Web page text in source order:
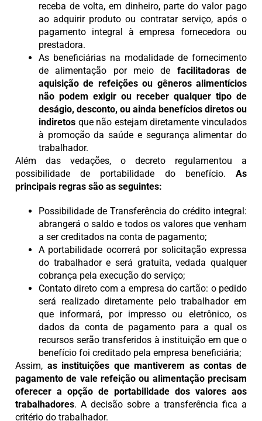
receba de volta, em dinheiro, parte do valor pago
ao adquirir produto ou contratar serviço, após o
pagamento integral à empresa fornecedora ou
prestadora.
As beneficiárias na modalidade de fornecimento
de alimentação por meio de facilitadoras de
aquisição de refeições ou gêneros alimentícios
não podem exigir ou receber qualquer tipo de
deságio, desconto, ou ainda benefícios diretos ou
indiretos que não estejam diretamente vinculados
à promoção da saúde e segurança alimentar do
trabalhador.
Além das vedações, o decreto regulamentou a
possibilidade de portabilidade do benefício. As
principais regras são as seguintes:
Possibilidade de Transferência do crédito integral:
abrangerá o saldo e todos os valores que venham
a ser creditados na conta de pagamento;
A portabilidade ocorrerá por solicitação expressa
do trabalhador e será gratuita, vedada qualquer
cobrança pela execução do serviço;
Contato direto com a empresa do cartão: o pedido
será realizado diretamente pelo trabalhador em
que informará, por impresso ou eletrônico, os
dados da conta de pagamento para a qual os
recursos serão transferidos à instituição em que o
benefício foi creditado pela empresa beneficiária;
Assim, as instituições que mantiverem as contas de
pagamento de vale refeição ou alimentação precisam
oferecer a opção de portabilidade dos valores aos
trabalhadores. A decisão sobre a transferência fica a
critério do trabalhador.